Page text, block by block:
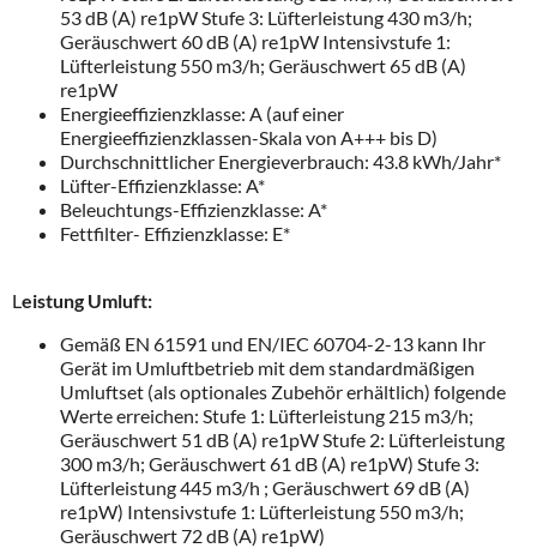
53 dB (A) re1pW Stufe 3: Lüfterleistung 430 m3/h;
Geräuschwert 60 dB (A) re1pW Intensivstufe 1:
Lüfterleistung 550 m3/h; Geräuschwert 65 dB (A)
re1pW
Energieeffizienzklasse: A (auf einer
Energieeffizienzklassen-Skala von A+++ bis D)
Durchschnittlicher Energieverbrauch: 43.8 kWh/Jahr*
Lüfter-Effizienzklasse: A*
Beleuchtungs-Effizienzklasse: A*
Fettfilter- Effizienzklasse: E*
L eistung Umluft:
Gemäß EN 61591 und EN/IEC 60704-2-13 kann Ihr
Gerät im Umluftbetrieb mit dem standardmäßigen
Umluftset (als optionales Zubehör erhältlich) folgende
Werte erreichen: Stufe 1: Lüfterleistung 215 m3/h;
Geräuschwert 51 dB (A) re1pW Stufe 2: Lüfterleistung
300 m3/h; Geräuschwert 61 dB (A) re1pW) Stufe 3:
Lüfterleistung 445 m3/h ; Geräuschwert 69 dB (A)
re1pW) Intensivstufe 1: Lüfterleistung 550 m3/h;
Geräuschwert 72 dB (A) re1pW)